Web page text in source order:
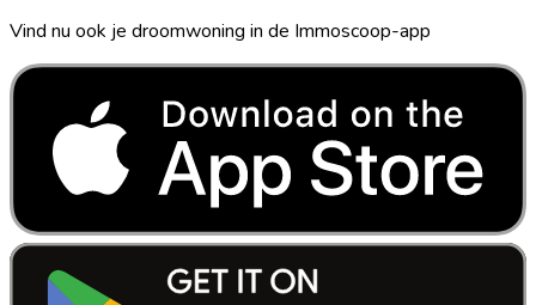
Vind nu ook je droomwoning in de Immoscoop-app